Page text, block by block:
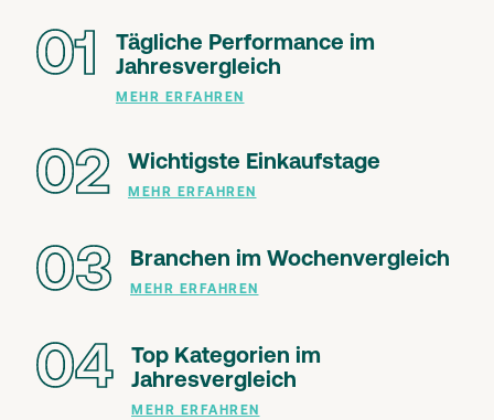
01
Tägliche Performance im
Jahresvergleich
MEHR ERFAHREN
02 Wichtigste Einkaufstage
MEHR ERFAHREN
03 Branchen im Wochenvergleich
MEHR ERFAHREN
04
Top Kategorien im
Jahresvergleich
MEHR ERFAHREN